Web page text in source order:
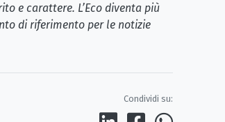
e carattere. L’Eco diventa più
di riferimento per le notizie
Condividi su: